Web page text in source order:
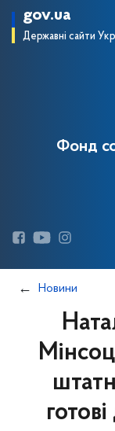
gov.ua
Державні сайти
Фонд
Новини